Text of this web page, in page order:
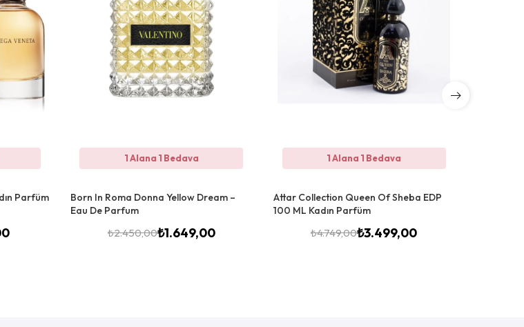
Parfüm
1 Alana 1 Bedava
Born In Roma Donna Yellow Dream –
Eau De Parfum
₺2.450,00₺1.649,00
1 Alana 1 Bedava
Attar Collection Queen Of Sheba EDP
100 ML Kadın Parfüm
₺4.749,00₺3.499,00